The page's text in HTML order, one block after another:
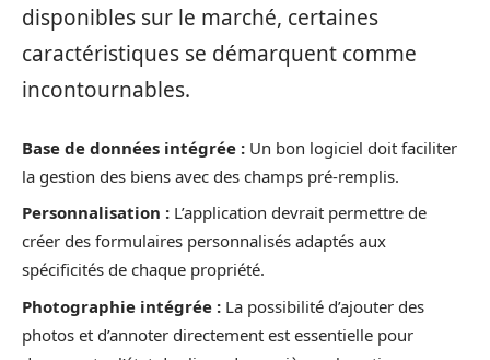
disponibles sur le marché, certaines
caractéristiques se démarquent comme
incontournables.
Base de données intégrée : Un bon logiciel doit faciliter
la gestion des biens avec des champs pré-remplis.
Personnalisation : L’application devrait permettre de
créer des formulaires personnalisés adaptés aux
spécificités de chaque propriété.
Photographie intégrée : La possibilité d’ajouter des
photos et d’annoter directement est essentielle pour